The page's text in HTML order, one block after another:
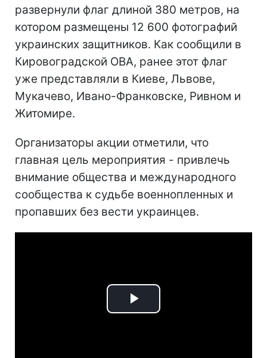
развернули флаг длиной 380 метров, на
котором размещены 12 600 фотографий
украинских защитников. Как сообщили в
Кировоградской ОВА, ранее этот флаг
уже представляли в Киеве, Львове,
Мукачево, Ивано-Франковске, Ривном и
Житомире.
Организаторы акции отметили, что
главная цель мероприятия - привлечь
внимание общества и международного
сообщества к судьбе военнопленных и
пропавших без вести украинцев.
Play